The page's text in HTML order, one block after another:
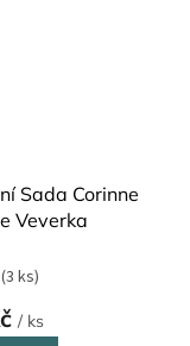
Sada Corinne
Veverka
(3 ks)
/ ks